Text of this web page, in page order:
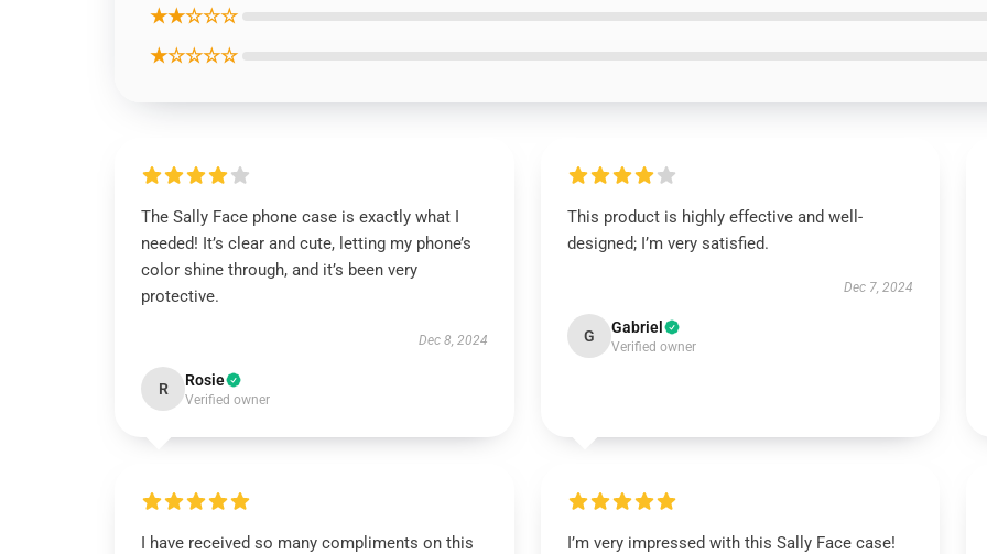
★★☆☆☆
★☆☆☆☆
The Sally Face phone case is exactly what I
needed! It’s clear and cute, letting my phone’s
color shine through, and it’s been very
protective.
Dec 8, 2024
R Rosie
Verified owner
This product is highly effective and well-
designed; I’m very satisfied.
Dec 7, 2024
G Gabriel
Verified owner
I have received so many compliments on this
I’m very impressed with this Sally Face case!